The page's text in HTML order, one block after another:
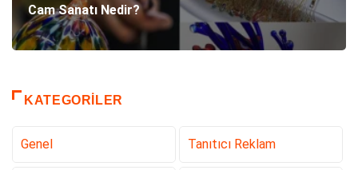
Cam Sanatı Nedir?
KATEGORILER
Genel Tanıtıcı Reklam